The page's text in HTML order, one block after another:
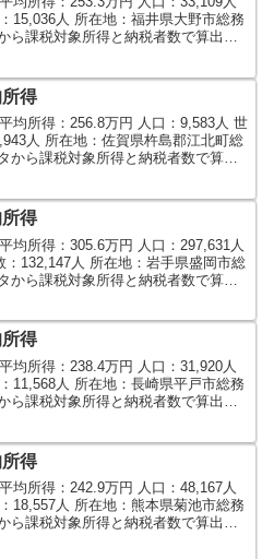
15,036人 所在地：福井県大野市総務
ら課税対象所得と納税者数で算出し
得
均所得：256.8万円 人口：9,583人 世
人 所在地：佐賀県杵島郡江北町総
から課税対象所得と納税者数で算出
得
均所得：305.6万円 人口：297,631人
132,147人 所在地：岩手県盛岡市総
から課税対象所得と納税者数で算出
得
均所得：238.4万円 人口：31,920人
11,568人 所在地：長崎県平戸市総務
ら課税対象所得と納税者数で算出し
得
均所得：242.9万円 人口：48,167人
18,557人 所在地：熊本県菊池市総務
ら課税対象所得と納税者数で算出し